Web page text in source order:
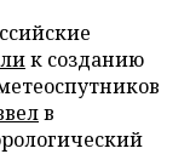
к созданию
в